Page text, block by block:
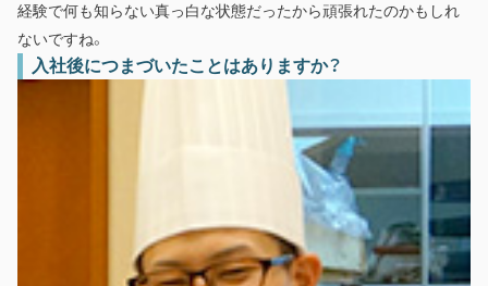
経験で何も知らない真っ白な状態だったから頑張れたのかもしれ
ないですね。
入社後につまづいたことはありますか？